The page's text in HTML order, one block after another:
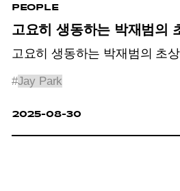
PEOPLE
고요히 생동하는 박재범의
고요히 생동하는 박재범의 초
#Jay Park
2025-08-30